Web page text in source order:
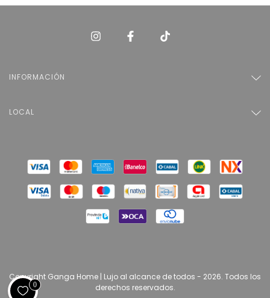
INFORMACIÓN
LOCAL
Copyright Ganga Home | Lujo al alcance de todos - 2026. Todos los
derechos reservados.
0